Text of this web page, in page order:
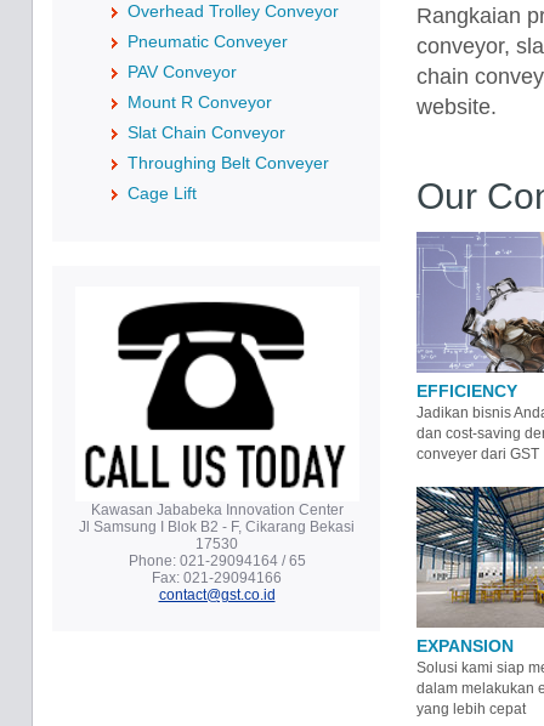
Overhead Trolley Conveyor
Pneumatic Conveyer
PAV Conveyor
Mount R Conveyor
Slat Chain Conveyor
Throughing Belt Conveyer
Cage Lift
Kawasan Jababeka Innovation Center
Jl Samsung I Blok B2 - F, Cikarang Bekasi
17530
Phone: 021-29094164 / 65
Fax: 021-29094166
contact@gst.co.id
Rangkaian
conveyor,
chain
website.
Our
EFFICIENCY
Jadikan bisnis
dan cost-saving
conveyer dari GST
EXPANSION
Solusi kami siap
dalam melakukan
yang lebih cepat